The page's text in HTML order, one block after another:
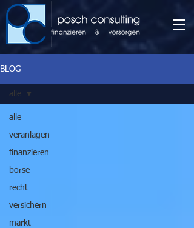
BLOG
alle
veranlagen
finanzieren
börse
recht
versichern
markt
alle